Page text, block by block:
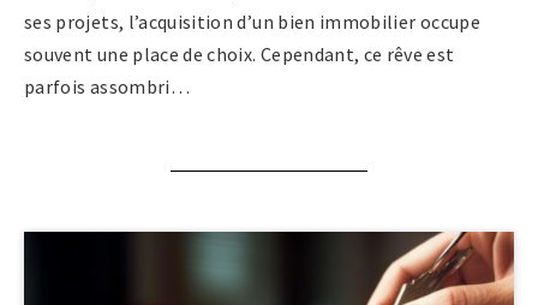
ses projets, l’acquisition d’un bien immobilier occupe
souvent une place de choix. Cependant, ce rêve est
parfois assombri…